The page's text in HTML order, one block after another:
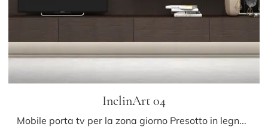
InclinArt 04
Mobile porta tv per la zona giorno Presotto in legno: clicca e scopri di più sul modello InclinArt 04, pensato per spazi moderni.